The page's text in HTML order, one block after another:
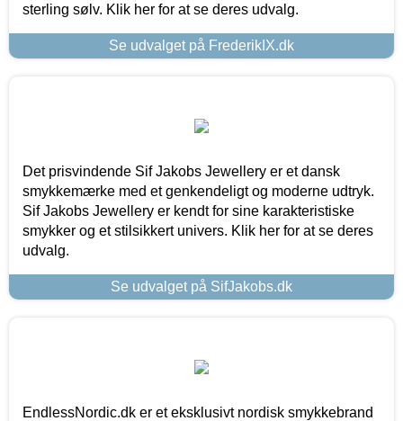
sterling sølv. Klik her for at se deres udvalg.
Se udvalget på FrederikIX.dk
Det prisvindende Sif Jakobs Jewellery er et dansk
smykkemærke med et genkendeligt og moderne udtryk.
Sif Jakobs Jewellery er kendt for sine karakteristiske
smykker og et stilsikkert univers. Klik her for at se deres
udvalg.
Se udvalget på SifJakobs.dk
EndlessNordic.dk er et eksklusivt nordisk smykkebrand